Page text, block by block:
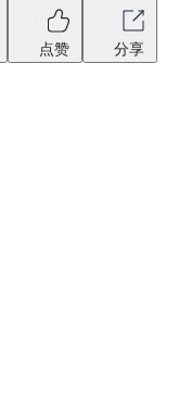
点赞 分享